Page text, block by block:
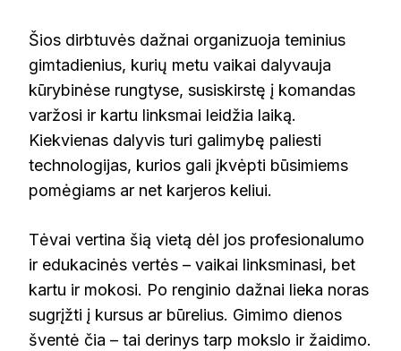
Šios dirbtuvės dažnai organizuoja teminius
gimtadienius, kurių metu vaikai dalyvauja
kūrybinėse rungtyse, susiskirstę į komandas
varžosi ir kartu linksmai leidžia laiką.
Kiekvienas dalyvis turi galimybę paliesti
technologijas, kurios gali įkvėpti būsimiems
pomėgiams ar net karjeros keliui.
Tėvai vertina šią vietą dėl jos profesionalumo
ir edukacinės vertės – vaikai linksminasi, bet
kartu ir mokosi. Po renginio dažnai lieka noras
sugrįžti į kursus ar būrelius. Gimimo dienos
šventė čia – tai derinys tarp mokslo ir žaidimo.